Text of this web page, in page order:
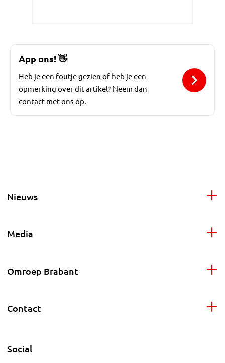
App ons!👋
Heb je een foutje gezien of heb je een
opmerking over dit artikel? Neem dan
contact met ons op.
Nieuws
Media
Omroep Brabant
Contact
Social